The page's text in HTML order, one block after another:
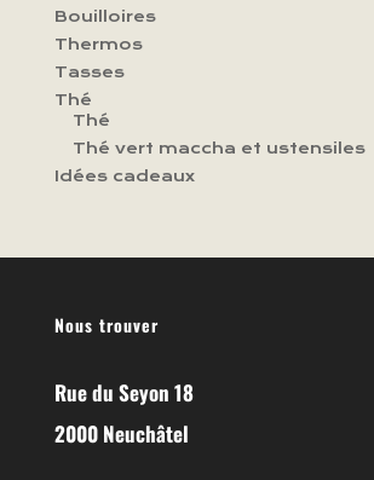
Bouilloires
Thermos
Tasses
Thé
Thé
Thé vert maccha et ustensiles
Idées cadeaux
Nous trouver
Rue du Seyon 18
2000 Neuchâtel